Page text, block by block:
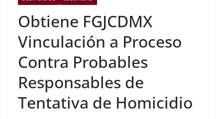
Obtiene FGJCDMX
Vinculación a Proceso
Contra Probables
Responsables de
Tentativa de Homicidio